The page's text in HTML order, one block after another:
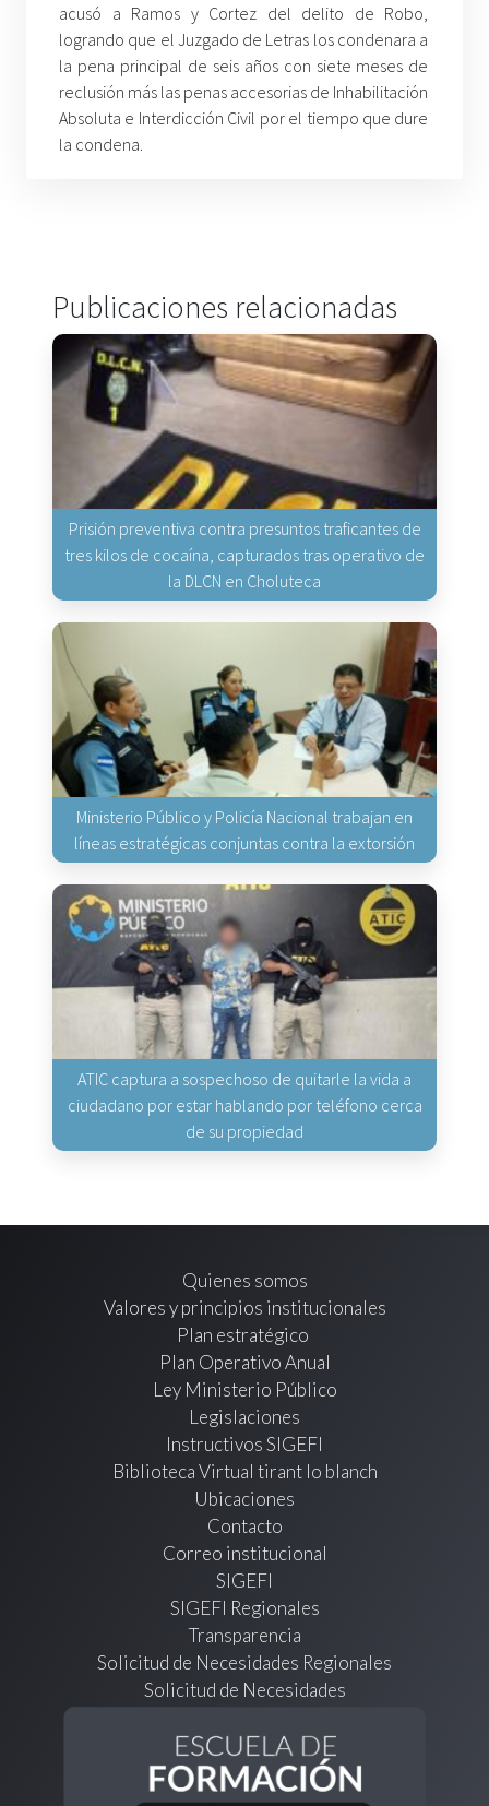
acusó a Ramos y Cortez del delito de Robo,
logrando que el Juzgado de Letras los condenara a
la pena principal de seis años con siete meses de
reclusión más las penas accesorias de Inhabilitación
Absoluta e Interdicción Civil por el tiempo que dure
la condena.
Publicaciones relacionadas
Prisión preventiva contra presuntos traficantes de
tres kilos de cocaína, capturados tras operativo de
la DLCN en Choluteca
Ministerio Público y Policía Nacional trabajan en
líneas estratégicas conjuntas contra la extorsión
ATIC captura a sospechoso de quitarle la vida a
ciudadano por estar hablando por teléfono cerca
de su propiedad
Quienes somos
Valores y principios institucionales
Plan estratégico
Plan Operativo Anual
Ley Ministerio Público
Legislaciones
Instructivos SIGEFI
Biblioteca Virtual tirant lo blanch
Ubicaciones
Contacto
Correo institucional
SIGEFI
SIGEFI Regionales
Transparencia
Solicitud de Necesidades Regionales
Solicitud de Necesidades